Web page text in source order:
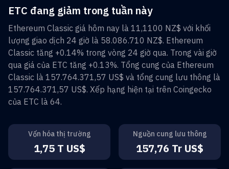
ETC đang giảm trong tuần này
Ethereum Classic giá hôm nay là 11,1100 NZ$ với khối
lượng giao dịch 24 giờ là 58.086.710 NZ$. Ethereum
Classic tăng +0.14% trong vòng 24 giờ qua. Trong vài giờ
qua giá của ETC tăng +0.13%. Tổng cung của Ethereum
Classic là 157.764.371,57 US$ và tổng cung lưu thông là
157.764.371,57 US$. Xếp hạng hiện tại trên Coingecko
của ETC là 64.
Vốn hóa thị trường
1,75 T US$
Nguồn cung lưu thông
157,76 Tr US$